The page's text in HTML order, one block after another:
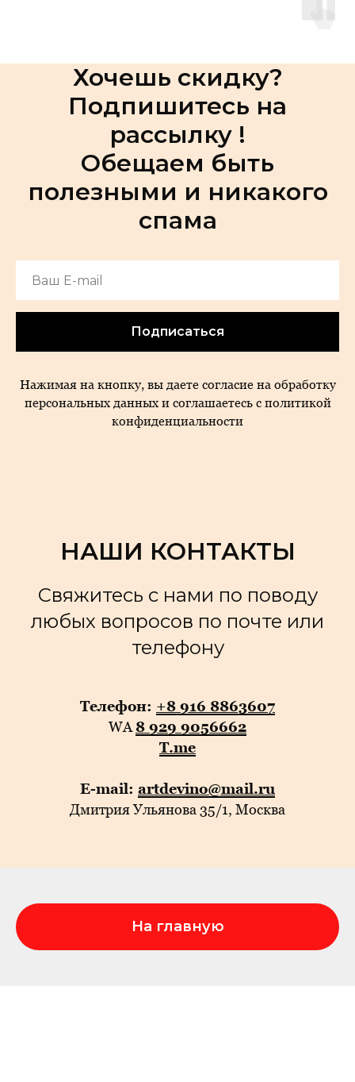
Хочешь скидку?
Подпишитесь на
рассылку !
Обещаем быть
полезными и никакого
спама
Подписаться
Нажимая на кнопку, вы даете согласие на обработку
персональных данных и соглашаетесь c политикой
конфиденциальности
НАШИ КОНТАКТЫ
Свяжитесь с нами по поводу
любых вопросов по почте или
телефону
Телефон: +8 916 8863607
WA 8 929 9056662
T.me
E-mail: artdevino@mail.ru
Дмитрия Ульянова 35/1, Москва
На главную